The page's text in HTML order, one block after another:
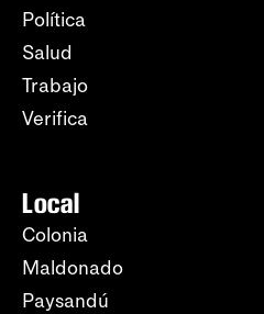
Política
Salud
Trabajo
Verifica
Local
Colonia
Maldonado
Paysandú